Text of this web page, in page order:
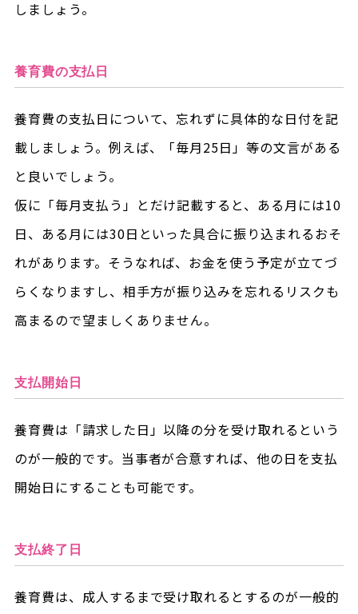
しましょう。
養育費の支払日
養育費の支払日について、忘れずに具体的な日付を記
載しましょう。例えば、「毎月25日」等の文言がある
と良いでしょう。
仮に「毎月支払う」とだけ記載すると、ある月には10
日、ある月には30日といった具合に振り込まれるおそ
れがあります。そうなれば、お金を使う予定が立てづ
らくなりますし、相手方が振り込みを忘れるリスクも
高まるので望ましくありません。
支払開始日
養育費は「請求した日」以降の分を受け取れるという
のが一般的です。当事者が合意すれば、他の日を支払
開始日にすることも可能です。
支払終了日
養育費は、成人するまで受け取れるとするのが一般的